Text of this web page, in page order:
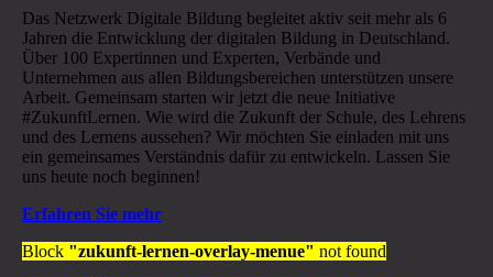
Das Netzwerk Digitale Bildung begleitet aktiv seit mehr als 6
Jahren die Entwicklung der digitalen Bildung in Deutschland.
Über 100 Expertinnen und Experten, Verbände und
Unternehmen aus allen Bildungsbereichen unterstützen unsere
Arbeit. Gemeinsam starten wir jetzt die neue Initiative
#ZukunftLernen. Wie wird die Zukunft der Schule, des Lehrens
und des Lernens aussehen? Wir möchten Sie einladen mit uns
ein gemeinsames Verständnis dafür zu entwickeln. Lassen Sie
uns heute noch beginnen!
Erfahren Sie mehr
Block "zukunft-lernen-overlay-menue" not found